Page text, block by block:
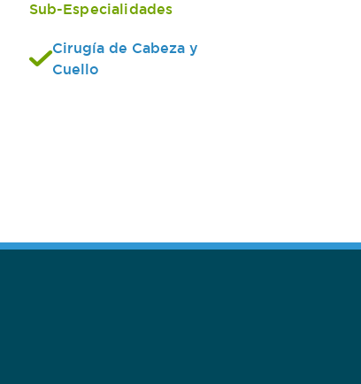
Sub-Especialidades
Cirugía de Cabeza y
Cuello